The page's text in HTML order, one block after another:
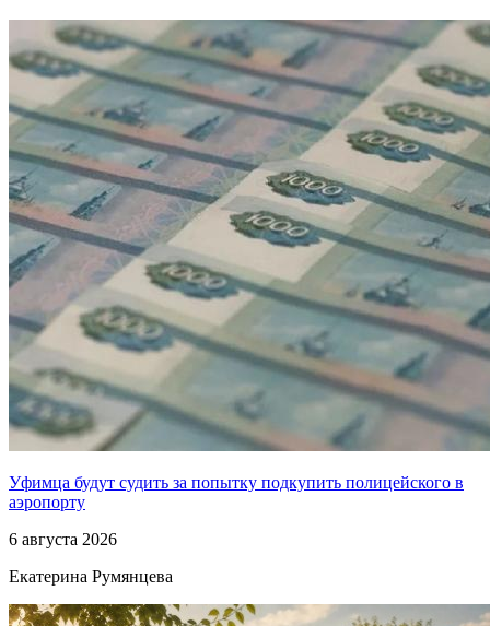
Уфимца будут судить за попытку подкупить полицейского в
аэропорту
6 августа 2026
Екатерина Румянцева